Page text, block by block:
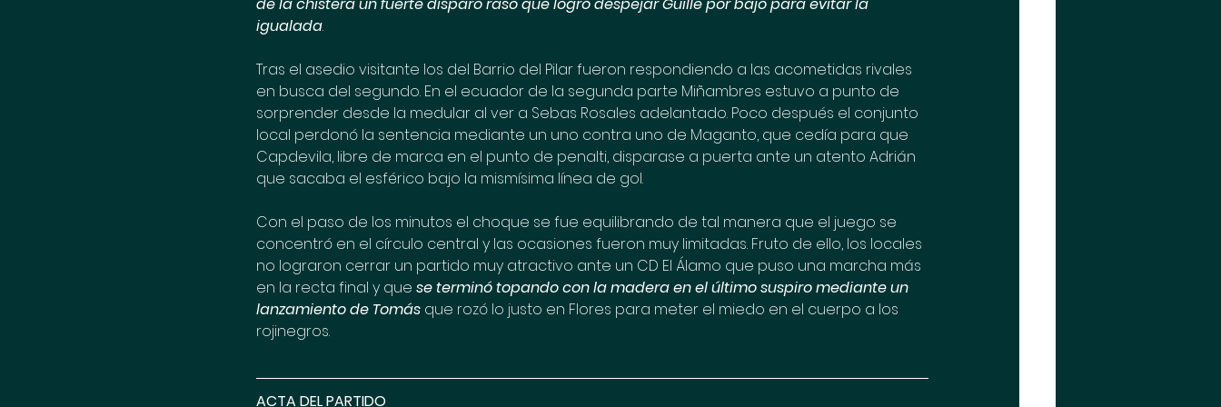
de la chistera un fuerte disparo raso que logró despejar Guille por bajo para evitar la
igualada.
Tras el asedio visitante los del Barrio del Pilar fueron respondiendo a las acometidas rivales
en busca del segundo. En el ecuador de la segunda parte Miñambres estuvo a punto de
sorprender desde la medular al ver a Sebas Rosales adelantado. Poco después el conjunto
local perdonó la sentencia mediante un uno contra uno de Maganto, que cedía para que
Capdevila, libre de marca en el punto de penalti, disparase a puerta ante un atento Adrián
que sacaba el esférico bajo la mismísima línea de gol.
Con el paso de los minutos el choque se fue equilibrando de tal manera que el juego se
concentró en el círculo central y las ocasiones fueron muy limitadas. Fruto de ello, los locales
no lograron cerrar un partido muy atractivo ante un CD El Álamo que puso una marcha más
en la recta final y que se terminó topando con la madera en el último suspiro mediante un
lanzamiento de Tomás que rozó lo justo en Flores para meter el miedo en el cuerpo a los
rojinegros.
ACTA DEL PARTIDO